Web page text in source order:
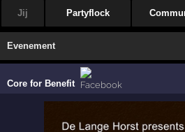
Jij Partyflock
Evenement
Core for Benefit